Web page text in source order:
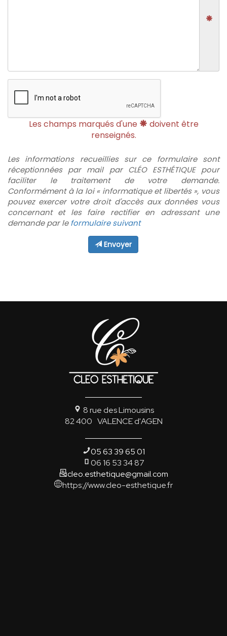
Les champs marqués d'une
doivent être
renseignés.
Les informations recueillies sur ce formulaire sont
réceptionnées par mail par CLÉO ESTHÉTIQUE pour
faciliter le traitement de votre demande.
Conformément à la loi « informatique et libertés », vous
pouvez exercer votre droit d'accès aux données vous
concernant et les faire rectifier en adressant une
demande par leformulaire suivant
Envoyer
8 rue des Limousins
82 400 VALENCE d'AGEN
05 63 39 65 01
06 16 53 34 87
cleo.esthetique@gmail.com
https://www.cleo-esthetique.fr